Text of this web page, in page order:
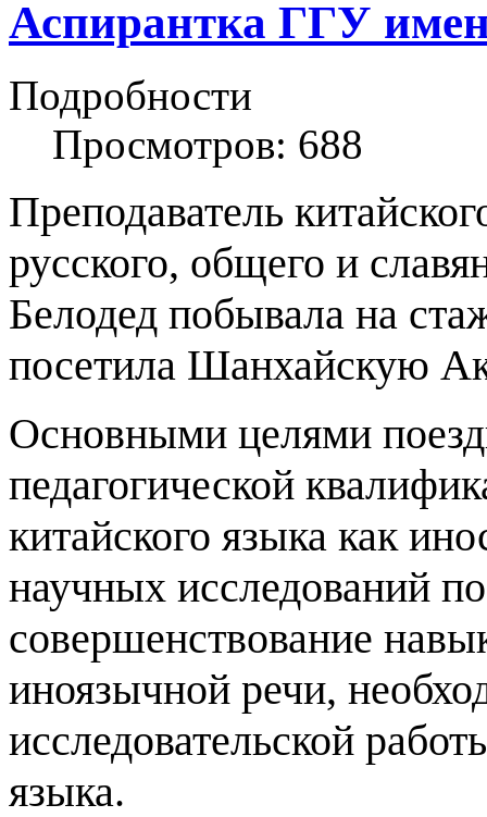
Аспирантка ГГУ
Подробности
Просмотров: 688
Преподаватель
русского, общего и
Белодед побывала на
посетила Шанхайскую
Основными целями
педагогической
китайского языка как
научных исследований
совершенствование
иноязычной речи,
исследовательской
языка.